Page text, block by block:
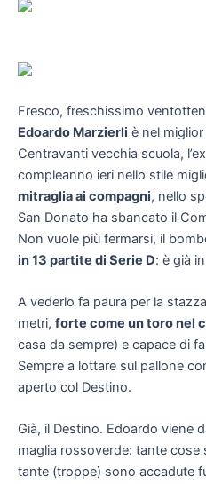
Fresco, freschissimo
Edoardo Marzierli è nel
Centravanti vecchia scuola,
compleanno ieri nello stile
mitraglia ai compagni, nello
San Donato ha sbancato il
Non vuole più fermarsi, il
in 13 partite di Serie D: è già
A vederlo fa paura per la
metri, forte come un toro nel
casa da sempre) e capace di
Sempre a lottare sul pallone
aperto col Destino.
Già, il Destino. Edoardo viene
maglia rossoverde: tante
tante (troppe) sono accadute